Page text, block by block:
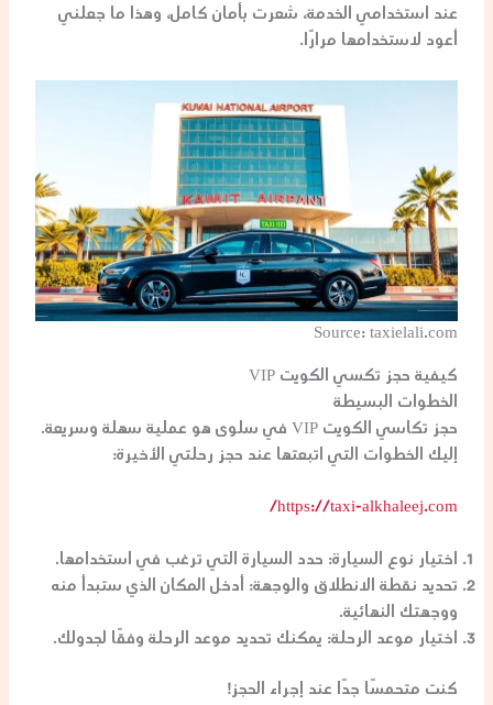
عند استخدامي الخدمة، شعرت بأمان كامل، وهذا ما جعلني
أعود لاستخدامها مرارًا.
Source: taxielali.com
كيفية حجز تكسي الكويت VIP
الخطوات البسيطة
حجز تكاسي الكويت VIP في سلوى هو عملية سهلة وسريعة.
إليك الخطوات التي اتبعتها عند حجز رحلتي الأخيرة:
https://taxi-alkhaleej.com/
اختيار نوع السيارة: حدد السيارة التي ترغب في استخدامها.
تحديد نقطة الانطلاق والوجهة: أدخل المكان الذي ستبدأ منه
ووجهتك النهائية.
اختيار موعد الرحلة: يمكنك تحديد موعد الرحلة وفقًا لجدولك.
كنت متحمسًا جدًا عند إجراء الحجز!